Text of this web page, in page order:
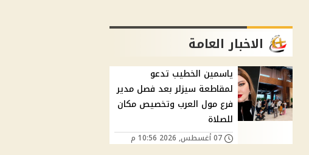
الاخبار العامة
ياسمين الخطيب تدعو
لمقاطعة سيزلر بعد فصل مدير
فرع مول العرب وتخصيص مكان
للصلاة
07 أغسطس, 2026 10:56 م